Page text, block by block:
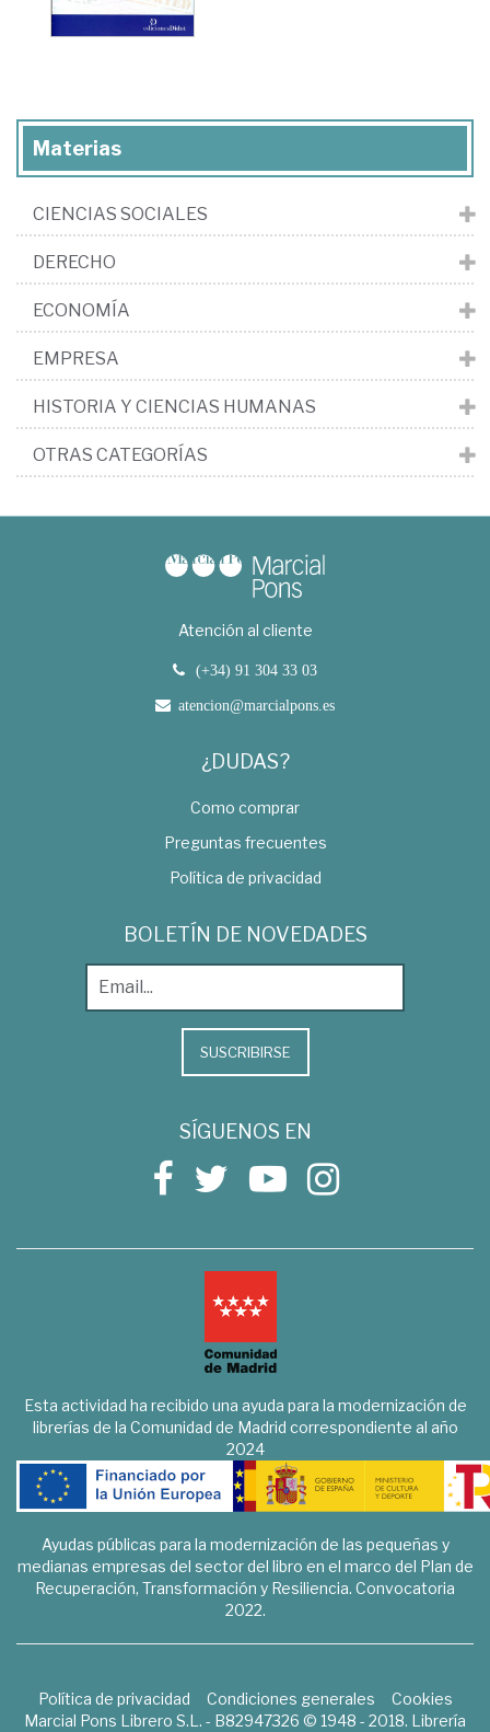
Materias
CIENCIAS SOCIALES
DERECHO
ECONOMÍA
EMPRESA
HISTORIA Y CIENCIAS HUMANAS
OTRAS CATEGORÍAS
Atención al cliente
(+34) 91 304 33 03
atencion@marcialpons.es
¿DUDAS?
Como comprar
Preguntas frecuentes
Política de privacidad
BOLETÍN DE NOVEDADES
SUSCRIBIRSE
SÍGUENOS EN
Esta actividad ha recibido una ayuda para la modernización de
librerías de la Comunidad de Madrid correspondiente al año
2024
Ayudas públicas para la modernización de las pequeñas y
medianas empresas del sector del libro en el marco del Plan de
Recuperación, Transformación y Resiliencia. Convocatoria
2022.
Política de privacidad Condiciones generales
Cookies
Marcial Pons Librero S.L. - B82947326 © 1948 - 2018. Librería